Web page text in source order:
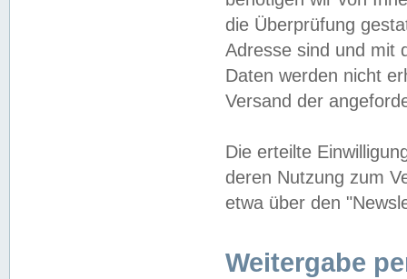
die Überprüfung
Adresse sind und mit
Daten werden nicht
Versand der
Die erteilte
deren Nutzung zum
etwa über den
Weitergabe